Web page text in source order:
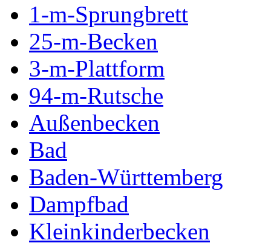
1-m-Sprungbrett
25-m-Becken
3-m-Plattform
94-m-Rutsche
Außenbecken
Bad
Baden-Württemberg
Dampfbad
Kleinkinderbecken